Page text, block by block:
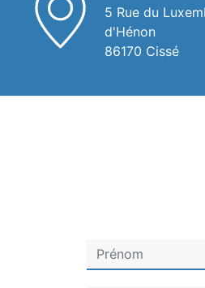
5 Rue du
d'Hénon
86170 Cissé